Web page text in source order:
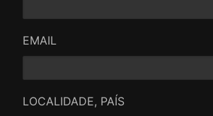
EMAIL
LOCALIDADE, PAÍS